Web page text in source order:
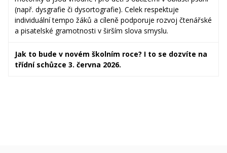
(např. dysgrafie či dysortografie). Celek respektuje
individuální tempo žáků a cíleně podporuje rozvoj čtenářské
a pisatelské gramotnosti v širším slova smyslu.
Jak to bude v novém školním roce? I to se dozvíte na
třídní schůzce 3. června 2026.